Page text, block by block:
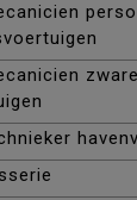
zware